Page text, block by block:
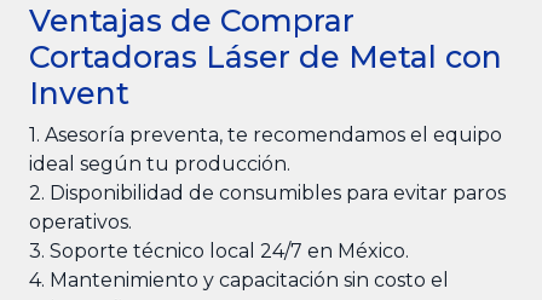
Ventajas de Comprar
Cortadoras Láser de Metal con
Invent
1. Asesoría preventa, te recomendamos el equipo
ideal según tu producción.
2. Disponibilidad de consumibles para evitar paros
operativos.
3. Soporte técnico local 24/7 en México.
4. Mantenimiento y capacitación sin costo el